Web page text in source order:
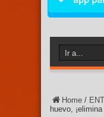
Home /
huevo,